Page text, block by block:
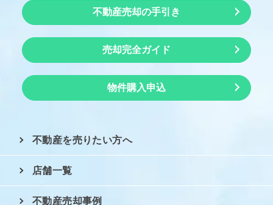
不動産売却の手引き
売却完全ガイド
物件購入申込
不動産を売りたい方へ
店舗一覧
不動産売却事例